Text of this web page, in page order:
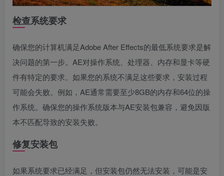
检查系统要求
确保您的计算机满足Adobe After Effects的最低系统要求是解
决问题的第一步。AE对操作系统、处理器、内存和显卡等硬
件有特定的要求。如果您的系统不满足这些要求，安装过程
可能会失败。例如，AE通常需要至少8GB的内存和64位的操
作系统。确保您的操作系统版本与AE安装包兼容，避免因版
本不匹配导致的安装失败。
修复安装包
如果系统要求已经满足，但安装包仍然无法安装，可能是安